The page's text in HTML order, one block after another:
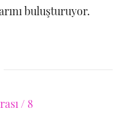
buluşturuyor.